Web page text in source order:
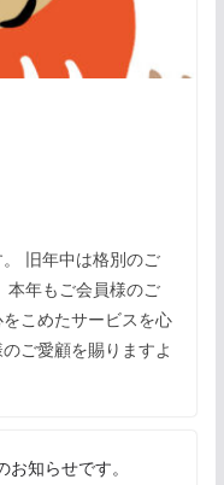
旧年中は格別のご
本年もご会員様のご
こめたサービスを心
ご愛顧を賜りますよ
知らせです。